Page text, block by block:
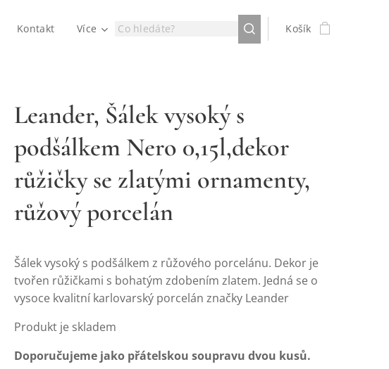
Kontakt Více Košík
Leander, Šálek vysoký s
podšálkem Nero 0,15l,dekor
růžičky se zlatými ornamenty,
růžový porcelán
Šálek vysoký s podšálkem z růžového porcelánu. Dekor je
tvořen růžičkami s bohatým zdobením zlatem. Jedná se o
vysoce kvalitní karlovarský porcelán značky Leander
Produkt je skladem
Doporučujeme jako přátelskou soupravu dvou kusů.